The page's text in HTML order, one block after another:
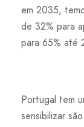
em 2035,
de 32% para
para 65% até
Portugal tem
sensibilizar